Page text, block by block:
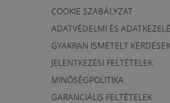
COOKIE SZABÁLYZAT
ADATVÉDELMI ÉS
GYAKRAN ISMÉTELT KÉRDÉSEK
JELENTKEZÉSI FELTÉTELEK
MINŐSÉGPOLITIKA
GARANCIÁLIS FELTÉTELEK